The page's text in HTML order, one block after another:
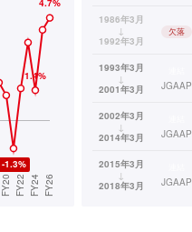
1986年3月
↓
1992年3月
欠落
1993年3月
↓
2001年3月
JGAAP
2002年3月
↓
2014年3月
JGAAP
2015年3月
↓
2018年3月
JGAAP